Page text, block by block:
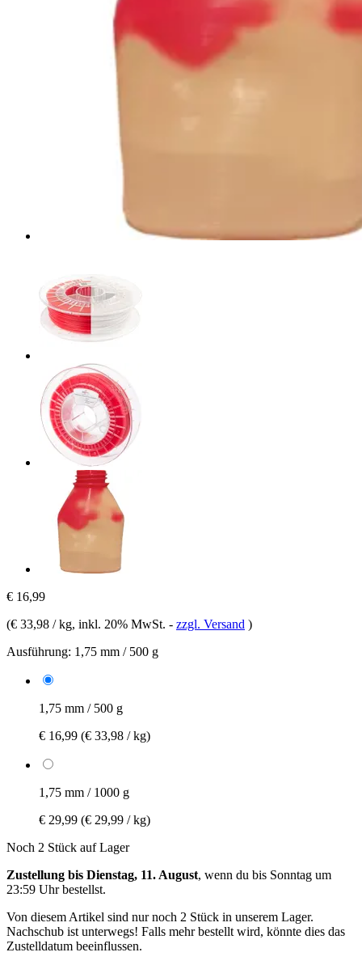
€ 16,99
(€ 33,98 / kg, inkl. 20% MwSt. - zzgl. Versand )
Ausführung: 1,75 mm / 500 g
1,75 mm / 500 g
€ 16,99 (€ 33,98 / kg)
1,75 mm / 1000 g
€ 29,99 (€ 29,99 / kg)
Noch 2 Stück auf Lager
Zustellung bis Dienstag, 11. August, wenn du bis Sonntag um
23:59 Uhrbestellst.
Von diesem Artikel sind nur noch 2 Stück in unserem Lager.
Nachschub ist unterwegs! Falls mehr bestellt wird, könnte dies das
Zustelldatum beeinflussen.